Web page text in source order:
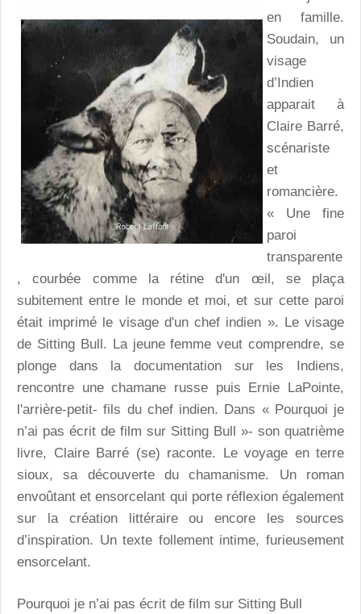
en famille.
Soudain, un
visage
d’Indien
apparait à
Claire Barré,
scénariste
et
romancière.
« Une fine
paroi
transparente
, courbée comme la rétine d'un œil, se plaça
subitement entre le monde et moi, et sur cette paroi
était imprimé le visage d'un chef indien ». Le visage
de Sitting Bull. La jeune femme veut comprendre, se
plonge dans la documentation sur les Indiens,
rencontre une chamane russe puis Ernie LaPointe,
l'arrière-petit- fils du chef indien. Dans « Pourquoi je
n’ai pas écrit de film sur Sitting Bull »- son quatrième
livre, Claire Barré (se) raconte. Le voyage en terre
sioux, sa découverte du chamanisme. Un roman
envoûtant et ensorcelant qui porte réflexion également
sur la création littéraire ou encore les sources
d’inspiration. Un texte follement intime, furieusement
ensorcelant.
Pourquoi je n’ai pas écrit de film sur Sitting Bull